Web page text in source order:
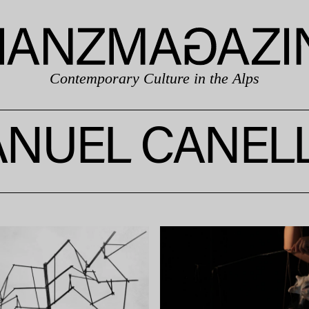
Contemporary Culture in the Alps